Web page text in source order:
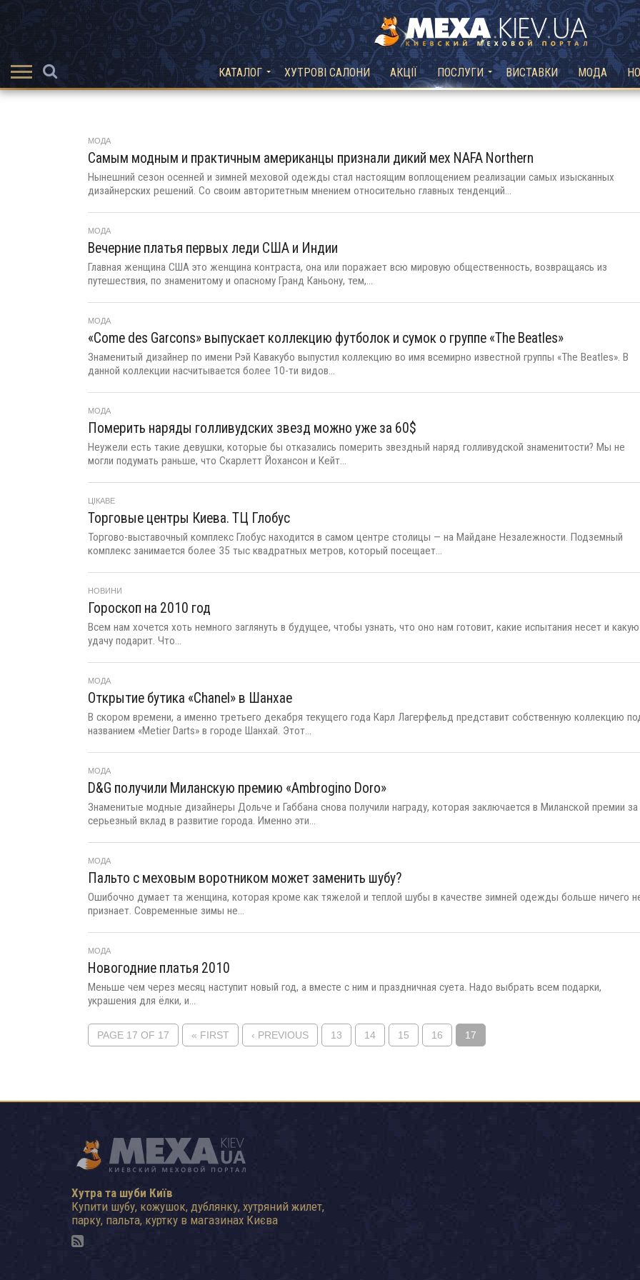
КАТАЛОГ ХУТРОВІ САЛОНИ АКЦІЇ ПОСЛУГИ ВИСТАВКИ МОДА
МОДА
Самым модным и практичным американцы признали дикий мех NAFA Northern
Нынешний сезон осенней и зимней меховой одежды стал настоящим воплощением реализации самых изысканных
дизайнерских решений. Со своим авторитетным мнением относительно главных тенденций...
МОДА
Вечерние платья первых леди США и Индии
Главная женщина США это женщина контраста, она или поражает всю мировую общественность, возвращаясь из
путешествия, по знаменитому и опасному Гранд Каньону, тем,...
МОДА
«Come des Garcons» выпускает коллекцию футболок и сумок о группе «The Beatles»
Знаменитый дизайнер по имени Рэй Кавакубо выпустил коллекцию во имя всемирно известной группы «The Beatles». В
данной коллекции насчитывается более 10-ти видов...
МОДА
Померить наряды голливудских звезд можно уже за 60$
Неужели есть такие девушки, которые бы отказались померить звездный наряд голливудской знаменитости? Мы не
могли подумать раньше, что Скарлетт Йохансон и Кейт...
ЦІКАВЕ
Торговые центры Киева. ТЦ Глобус
Торгово-выставочный комплекс Глобус находится в самом центре столицы — на Майдане Незалежности. Подземный
комплекс занимается более 35 тыс квадратных метров, который посещает...
НОВИНИ
Гороскоп на 2010 год
Всем нам хочется хоть немного заглянуть в будущее, чтобы узнать, что оно нам готовит, какие испытания несет и какую
удачу подарит. Что...
МОДА
Открытие бутика «Chanel» в Шанхае
В скором времени, а именно третьего декабря текущего года Карл Лагерфельд представит собственную коллекцию
названием «Metier Darts» в городе Шанхай. Этот...
МОДА
D&G получили Миланскую премию «Ambrogino Doro»
Знаменитые модные дизайнеры Дольче и Габбана снова получили награду, которая заключается в Миланской премии за
серьезный вклад в развитие города. Именно эти...
МОДА
Пальто с меховым воротником может заменить шубу?
Ошибочно думает та женщина, которая кроме как тяжелой и теплой шубы в качестве зимней одежды больше ничего
признает. Современные зимы не...
МОДА
Новогодние платья 2010
Меньше чем через месяц наступит новый год, а вместе с ним и праздничная суета. Надо выбрать всем подарки,
украшения для ёлки, и...
PAGE 17 OF 17 « FIRST ‹ PREVIOUS 13 14 15 16 17
Хутра та шуби Київ
Купити шубу, кожушок, дублянку, хутряний жилет,
парку, пальта, куртку в магазинах Києва